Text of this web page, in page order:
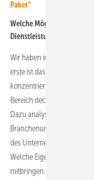
Paket“
Welche Möglichkeiten
Dienstleistungen von
Wir haben im
erste ist das klassisch
konzentriert sich auf die
Bereich decken wir das
Dazu analysieren wir
Branchenumfelds und den
des Unternehmens an.
Welche Eigenschaften und
mitbringen. Im Anschluss